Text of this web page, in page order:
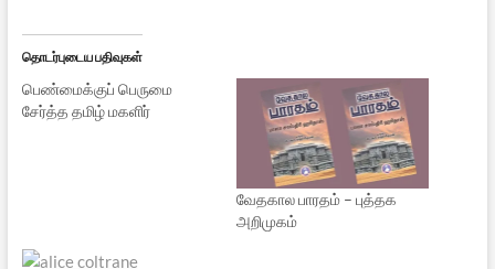
தொடர்புடைய பதிவுகள்
பெண்மைக்குப் பெருமை
சேர்த்த தமிழ் மகளிர்
வேதகால பாரதம் – புத்தக
அறிமுகம்